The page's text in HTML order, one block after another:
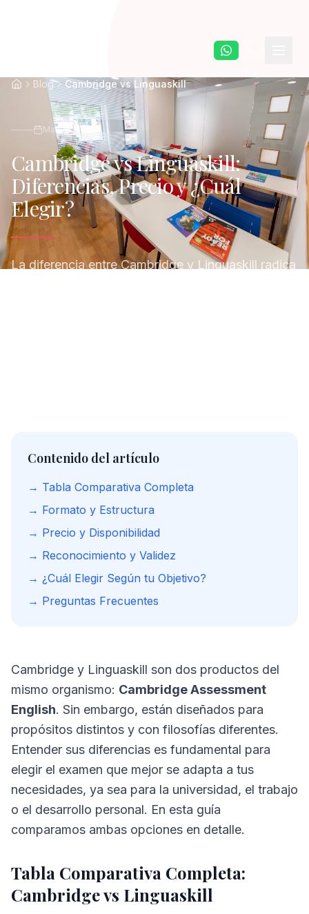
Blog Cambridge vs Linguaskill
Marzo 2026
Cambridge vs Linguaskill:
Diferencias, Precio y ¿Cuál
Elegir?
La diferencia entre Cambridge y Linguaskill radica
Contenido del artículo
→ Tabla Comparativa Completa
→ Formato y Estructura
→ Precio y Disponibilidad
→ Reconocimiento y Validez
→ ¿Cuál Elegir Según tu Objetivo?
→ Preguntas Frecuentes
Cambridge y Linguaskill son dos productos del
mismo organismo: Cambridge Assessment
English. Sin embargo, están diseñados para
propósitos distintos y con filosofías diferentes.
Entender sus diferencias es fundamental para
elegir el examen que mejor se adapta a tus
necesidades, ya sea para la universidad, el trabajo
o el desarrollo personal. En esta guía
comparamos ambas opciones en detalle.
Tabla Comparativa Completa:
Cambridge vs Linguaskill